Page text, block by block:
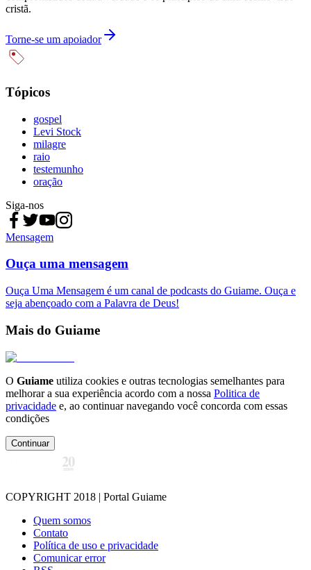
cristã.
Torne-se um apoiador
Tópicos
gospel
Levi Stock
milagre
raio
testemunho
oração
Siga-nos
Mensagem
Ouça uma mensagem
Ouça Uma Mensagem é um canal de podcasts do Guiame. Ouça e
seja abençoado com a Palavra de Deus!
Mais do Guiame
O Guiame utiliza cookies e outras tecnologias semelhantes para
melhorar a sua experiência acordo com a nossa Politica de
privacidade e, ao continuar navegando você concorda com essas
condições
Continuar
COPYRIGHT 2018 | Portal Guiame
Quem somos
Contato
Política de uso e privacidade
Comunicar error